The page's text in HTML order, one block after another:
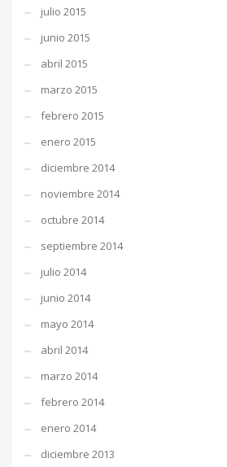
julio 2015
junio 2015
abril 2015
marzo 2015
febrero 2015
enero 2015
diciembre 2014
noviembre 2014
octubre 2014
septiembre 2014
julio 2014
junio 2014
mayo 2014
abril 2014
marzo 2014
febrero 2014
enero 2014
diciembre 2013